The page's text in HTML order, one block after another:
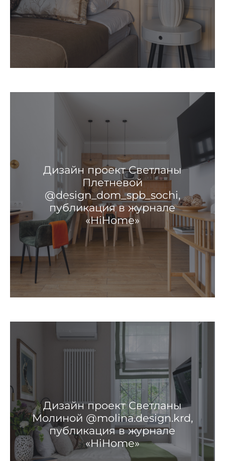
Дизайн проект Светланы
Плетневой
@design_dom_spb_sochi,
публикация в журнале
«HiHome»
Дизайн проект Светланы
Молиной @molina.design.krd,
публикация в журнале
«HiHome»